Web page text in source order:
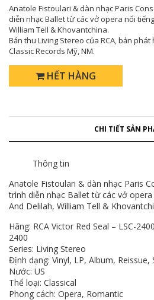
Anatole Fistoulari & dàn nhạc Paris
diễn nhạc Ballet từ các vở opera nổi
William Tell & Khovantchina.
Bản thu Living Stereo của RCA, bản
Classic Records Mỹ, NM.
HẾT HÀNG
CHI TIẾT SẢN
Thông tin
Anatole Fistoulari & dàn nhạc Paris
trình diễn nhạc Ballet từ các vở
And Delilah, William Tell &
Hãng: RCA Victor Red Seal – LSC-
2400
Series: Living Stereo
Định dạng: Vinyl, LP, Album,
Nước: US
Thể loại: Classical
Phong cách: Opera, Romantic